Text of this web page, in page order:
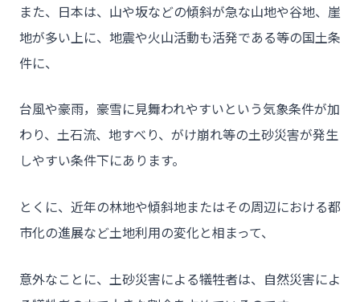
チーム★トウカイセツビ
また、日本は、山や坂などの傾斜が急な山地や谷地、崖
地が多い上に、地震や火山活動も活発である等の国土条
件に、
台風や豪雨，豪雪に見舞われやすいという気象条件が加
わり、土石流、地すべり、がけ崩れ等の土砂災害が発生
しやすい条件下にあります。
とくに、近年の林地や傾斜地またはその周辺における都
市化の進展など土地利用の変化と相まって、
意外なことに、土砂災害による犠牲者は、自然災害によ